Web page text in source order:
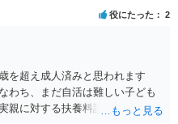
役にたった 2
を超え成人済みと思われます
わち、まだ自活は難しい子ども
親に対する扶養料請求として法